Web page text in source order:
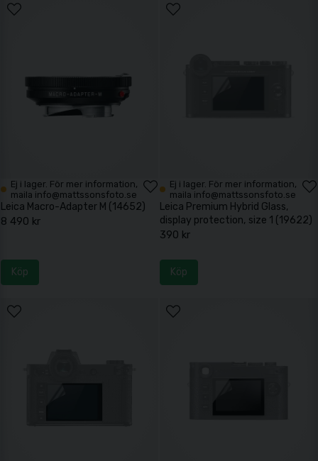
Ej i lager. För mer information,
maila info@mattssonsfoto.se
Leica Macro-Adapter M (14652)
8 490 kr
Köp
Ej i lager. För mer information,
maila info@mattssonsfoto.se
Leica Premium Hybrid Glass,
display protection, size 1 (19622)
390 kr
Köp